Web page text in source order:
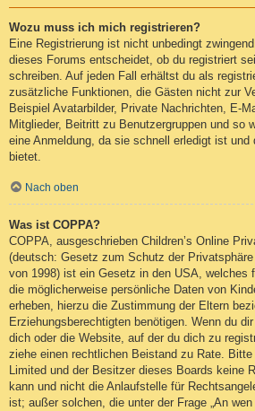
Wozu muss ich mich registrieren?
Eine Registrierung ist nicht unbedingt
dieses Forums entscheidet, ob du registriert
schreiben. Auf jeden Fall erhältst du als
zusätzliche Funktionen, die Gästen nicht zur
Beispiel Avatarbilder, Private Nachrichten, E-
Mitglieder, Beitritt zu Benutzergruppen und so
eine Anmeldung, da sie schnell erledigt ist und
bietet.
Nach oben
Was ist COPPA?
COPPA, ausgeschrieben Children’s Online
(deutsch: Gesetz zum Schutz der
von 1998) ist ein Gesetz in den USA, welches
die möglicherweise persönliche Daten von
erheben, hierzu die Zustimmung der Eltern
Erziehungsberechtigten benötigen. Wenn du
dich oder die Website, auf der du dich zu
ziehe einen rechtlichen Beistand zu Rate.
Limited und der Besitzer dieses Boards keine
kann und nicht die Anlaufstelle für
ist; außer solchen, die unter der Frage „An